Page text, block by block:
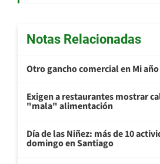
Notas Relacionadas
Otro gancho comercial en Mi
Exigen a restaurantes mostrar
"mala" alimentación
Día de las Niñez: más de 10
domingo en Santiago